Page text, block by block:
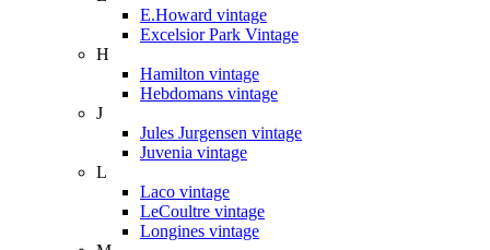
E.Howard vintage
Excelsior Park Vintage
H
Hamilton vintage
Hebdomans vintage
J
Jules Jurgensen vintage
Juvenia vintage
L
Laco vintage
LeCoultre vintage
Longines vintage